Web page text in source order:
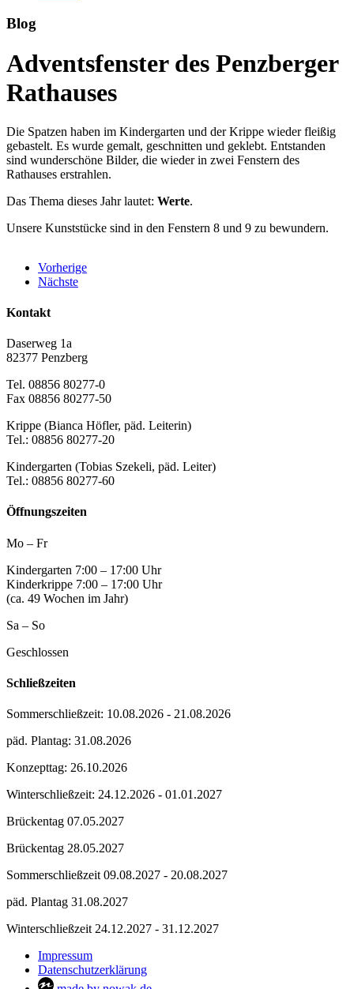
Blog
Adventsfenster des Penzberger
Rathauses
Die Spatzen haben im Kindergarten und der Krippe wieder fleißig
gebastelt. Es wurde gemalt, geschnitten und geklebt. Entstanden
sind wunderschöne Bilder, die wieder in zwei Fenstern des
Rathauses erstrahlen.
Das Thema dieses Jahr lautet: Werte.
Unsere Kunststücke sind in den Fenstern 8 und 9 zu bewundern.
Vorherige
Nächste
Kontakt
Daserweg 1a
82377 Penzberg
Tel. 08856 80277-0
Fax 08856 80277-50
Krippe (Bianca Höfler, päd. Leiterin)
Tel.: 08856 80277-20
Kindergarten (Tobias Szekeli, päd. Leiter)
Tel.: 08856 80277-60
Öffnungszeiten
Mo – Fr
Kindergarten 7:00 – 17:00 Uhr
Kinderkrippe 7:00 – 17:00 Uhr
(ca. 49 Wochen im Jahr)
Sa – So
Geschlossen
Schließzeiten
Sommerschließzeit: 10.08.2026 - 21.08.2026
päd. Plantag: 31.08.2026
Konzepttag: 26.10.2026
Winterschließzeit: 24.12.2026 - 01.01.2027
Brückentag 07.05.2027
Brückentag 28.05.2027
Sommerschließzeit 09.08.2027 - 20.08.2027
päd. Plantag 31.08.2027
Winterschließzeit 24.12.2027 - 31.12.2027
Impressum
Datenschutzerklärung